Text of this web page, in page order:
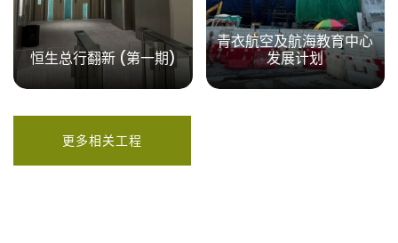
恒生总行翻新 (第一期)
青衣航空及航海教育中心
发展计划
更多相关工程